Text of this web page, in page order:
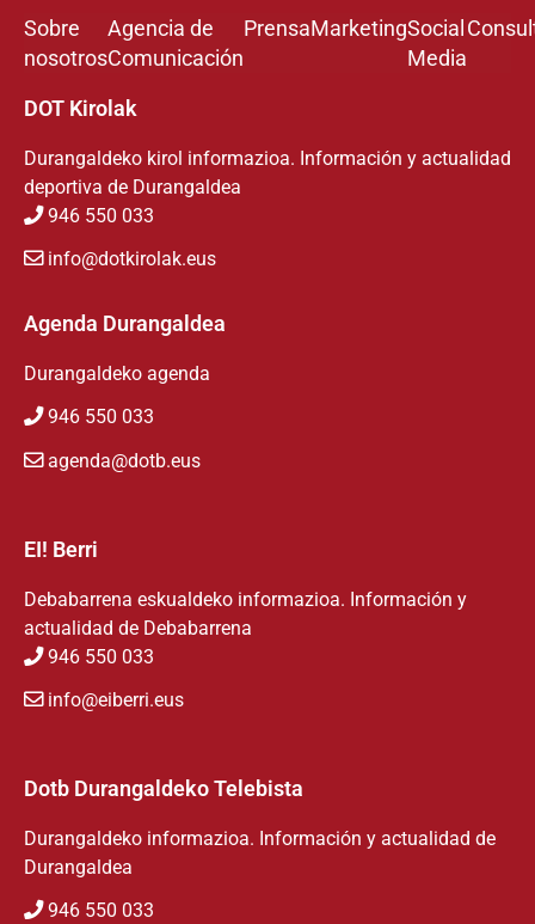
Sobre
nosotros
Agencia de
Comunicación
PrensaMarketingSocial
Media
DOT Kirolak
Durangaldeko kirol informazioa. Información y actualidad
deportiva de Durangaldea
946 550 033
info@dotkirolak.eus
Agenda Durangaldea
Durangaldeko agenda
946 550 033
agenda@dotb.eus
EI! Berri
Debabarrena eskualdeko informazioa. Información y
actualidad de Debabarrena
946 550 033
info@eiberri.eus
Dotb Durangaldeko Telebista
Durangaldeko informazioa. Información y actualidad de
Durangaldea
946 550 033